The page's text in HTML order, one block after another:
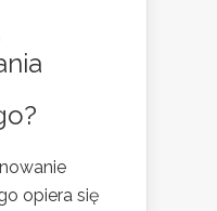
opiera się